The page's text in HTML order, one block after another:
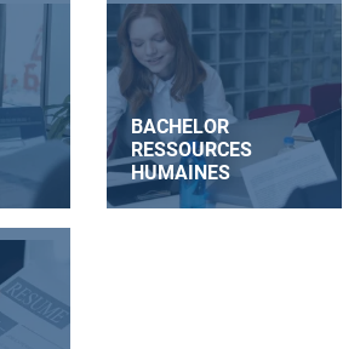
BACHELOR
RESSOURCES
HUMAINES